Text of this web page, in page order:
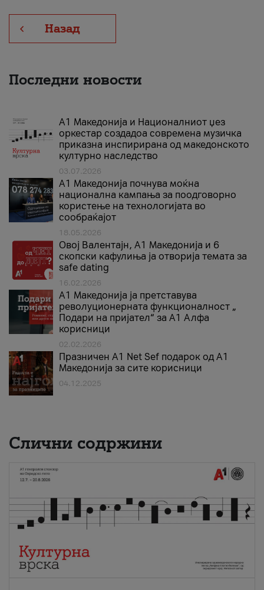
Назад
Последни новости
А1 Македонија и Националниот џез
оркестар создадоа современа музичка
приказна инспирирана од македонското
културно наследство
03.07.2026
A1 Македонија почнува моќна
национална кампања за поодговорно
користење на технологијата во
сообраќајот
18.05.2026
Овој Валентајн, A1 Македонија и 6
скопски кафулиња ја отворија темата за
safe dating
16.02.2026
А1 Македонија ја претставува
револуционерната функционалност „
Подари на пријател“ за А1 Алфа
корисници
02.02.2026
Празничен A1 Net Sеf подарок од А1
Македонија за сите корисници
04.12.2025
Слични содржини